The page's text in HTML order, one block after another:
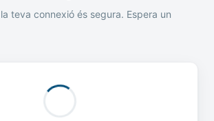
teva connexió és segura. Espera un